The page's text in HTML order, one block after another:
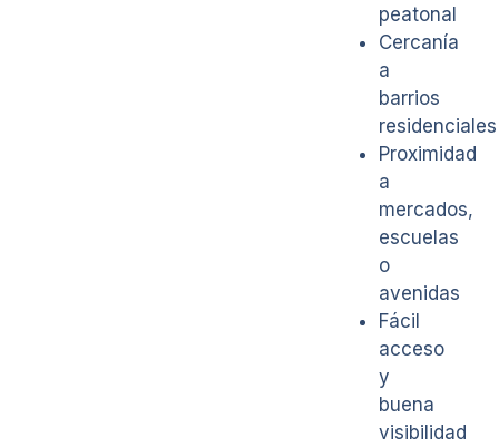
peatonal
Cercanía
a
barrios
residenciales
Proximidad
a
mercados,
escuelas
o
avenidas
Fácil
acceso
y
buena
visibilidad